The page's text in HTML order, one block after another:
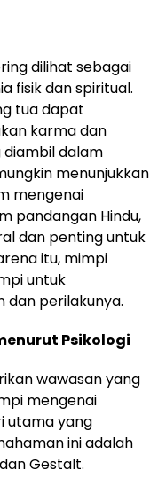
dilihat sebagai
fisik dan spiritual.
tua dapat
karma dan
diambil dalam
menunjukkan
mengenai
pandangan Hindu,
dan penting untuk
itu, mimpi
untuk
dan perilakunya.
Psikologi
wawasan yang
mengenai
utama yang
ini adalah
Gestalt.